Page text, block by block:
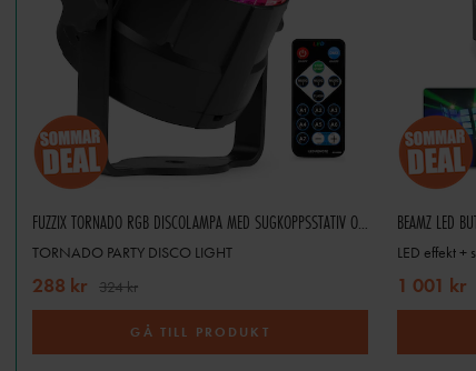
effekter, medan större
PromixSweden har ett
tillfälliga event
snabbt att rigga. Vill
TORNADO PARTY DISCO LIGHT
288 kr 324 kr
GÅ TILL PRODUKT
BEAMZ LED
LED effekt +
1 001 kr